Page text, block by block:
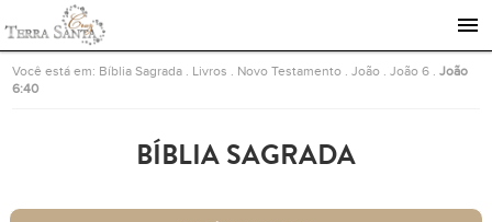
Ir para a página inicial
Você está em: Bíblia Sagrada Livros Novo Testamento .João .João 6 .João
6:40
BÍBLIA SAGRADA